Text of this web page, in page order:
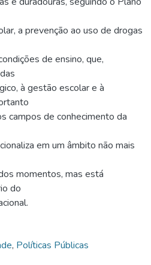
a prevenção ao uso de drogas
de ensino, que,
à gestão escolar e à
campos de conhecimento da
em um âmbito não mais
momentos, mas está
do
, Políticas Públicas